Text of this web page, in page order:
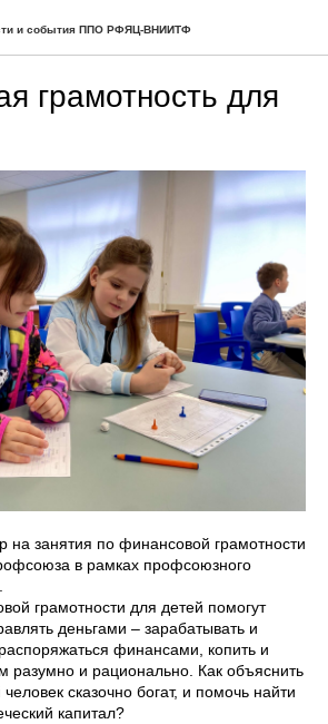
и события ППО РФЯЦ-ВНИИТФ
грамотность для
на занятия по финансовой грамотности
в рамках профсоюзного
грамотности для детей помогут
деньгами – зарабатывать и
финансами, копить и
разумно и рационально. Как объяснить
сказочно богат, и помочь найти
капитал?